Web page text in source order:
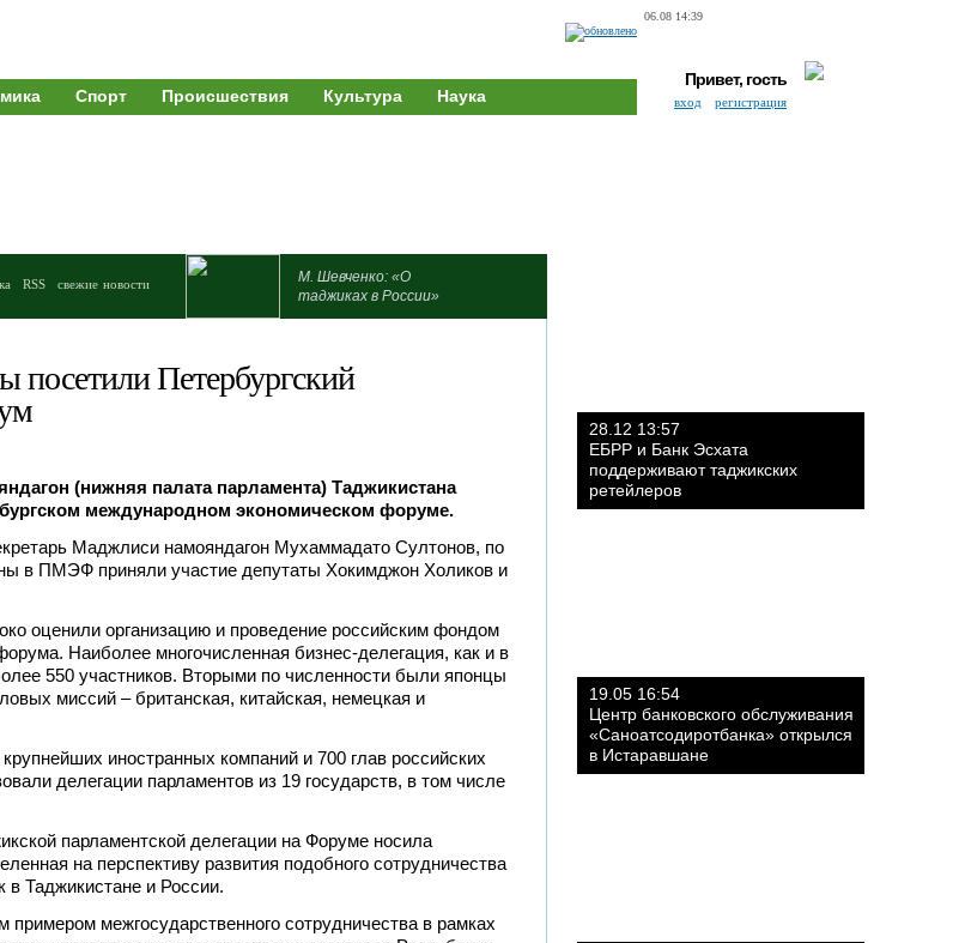
06.08 14:39
Спорт Происшествия Культура Наука
Привет, гость
вход регистрация
RSS свежие новости
М. Шевченко: «О
таджиках в России»
посетили Петербургский
(нижняя палата парламента) Таджикистана
международном экономическом форуме.
Маджлиси намояндагон Мухаммадато Султонов, по
в ПМЭФ приняли участие депутаты Хокимджон Холиков и
оценили организацию и проведение российским фондом
Наиболее многочисленная бизнес-делегация, как и в
550 участников. Вторыми по численности были японцы
миссий – британская, китайская, немецкая и
иностранных компаний и 700 глав российских
делегации парламентов из 19 государств, в том числе
парламентской делегации на Форуме носила
на перспективу развития подобного сотрудничества
в Таджикистане и России.
межгосударственного сотрудничества в рамках
28.12 13:57
ЕБРР и Банк Эсхата
поддерживают таджикских
ретейлеров
19.05 16:54
Центр банковского обслуживания
«Саноатсодиротбанка» открылся
в Истаравшане